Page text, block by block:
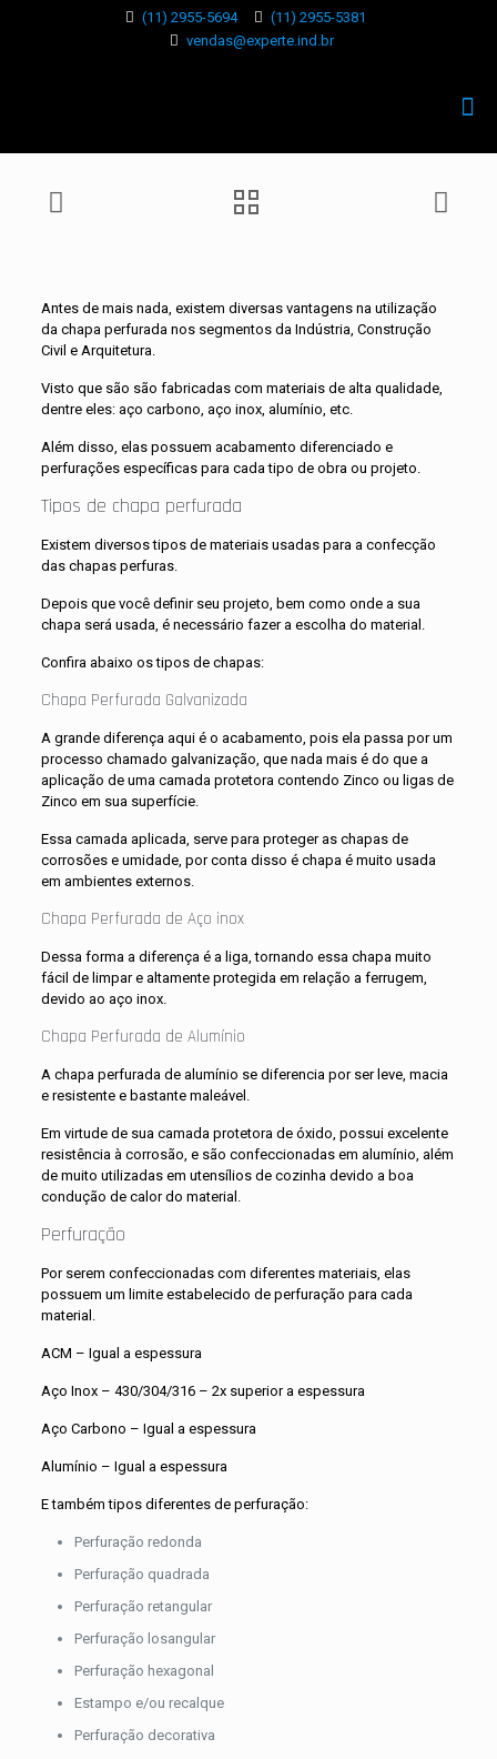
(11) 2955-5694
(11) 2955-5381
vendas@experte.ind.br
Antes de mais nada, existem diversas vantagens na utilização
da chapa perfurada nos segmentos da Indústria, Construção
Civil e Arquitetura.
Visto que são são fabricadas com materiais de alta qualidade,
dentre eles: aço carbono, aço inox, alumínio, etc.
Além disso, elas possuem acabamento diferenciado e
perfurações específicas para cada tipo de obra ou projeto.
Tipos de chapa perfurada
Existem diversos tipos de materiais usadas para a confecção
das chapas perfuras.
Depois que você definir seu projeto, bem como onde a sua
chapa será usada, é necessário fazer a escolha do material.
Confira abaixo os tipos de chapas:
Chapa Perfurada Galvanizada
A grande diferença aqui é o acabamento, pois ela passa por um
processo chamado galvanização, que nada mais é do que a
aplicação de uma camada protetora contendo Zinco ou ligas de
Zinco em sua superfície.
Essa camada aplicada, serve para proteger as chapas de
corrosões e umidade, por conta disso é chapa é muito usada
em ambientes externos.
Chapa Perfurada de Aço inox
Dessa forma a diferença é a liga, tornando essa chapa muito
fácil de limpar e altamente protegida em relação a ferrugem,
devido ao aço inox.
Chapa Perfurada de Alumínio
A chapa perfurada de alumínio se diferencia por ser leve, macia
e resistente e bastante maleável.
Em virtude de sua camada protetora de óxido, possui excelente
resistência à corrosão, e são confeccionadas em alumínio, além
de muito utilizadas em utensílios de cozinha devido a boa
condução de calor do material.
Perfuração
Por serem confeccionadas com diferentes materiais, elas
possuem um limite estabelecido de perfuração para cada
material.
ACM – Igual a espessura
Aço Inox – 430/304/316 – 2x superior a espessura
Aço Carbono – Igual a espessura
Alumínio – Igual a espessura
E também tipos diferentes de perfuração:
Perfuração redonda
Perfuração quadrada
Perfuração retangular
Perfuração losangular
Perfuração hexagonal
Estampo e/ou recalque
Perfuração decorativa